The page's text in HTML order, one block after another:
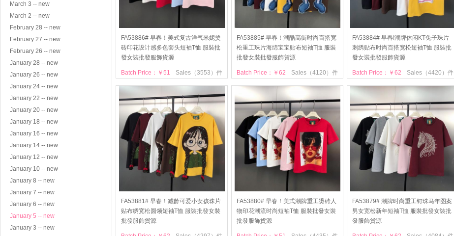
March 3 -- new
March 2 -- new
February 28 -- new
February 27 -- new
February 26 -- new
January 28 -- new
January 26 -- new
January 24 -- new
January 22 -- new
January 20 -- new
January 18 -- new
January 16 -- new
January 14 -- new
January 12 -- new
January 10 -- new
January 8 -- new
January 7 -- new
January 6 -- new
January 5 -- new
January 3 -- new
FA53886# 早春！美式复古洋气米妮烫
砖印花设计感多色套头短袖T恤 服裝批
發女裝批發服飾貨源
Sales（3553）件
Batch Price：￥51
FA53885# 早春！潮酷高街时尚百搭宽
松重工珠片海绵宝宝贴布短袖T恤 服裝
批發女裝批發服飾貨源
Sales（4120）件
Batch Price：￥62
FA53884# 早春!潮牌休闲KT兔子珠片
刺绣贴布时尚百搭宽松短袖T恤 服裝批
發女裝批發服飾貨源
Sales（4420）件
Batch Price：￥62
FA53881# 早春！减龄可爱小女孩珠片
贴布绣宽松圆领短袖T恤 服裝批發女裝
批發服飾貨源
FA53880# 早春！美式潮牌重工烫砖人
物印花潮流时尚短袖T恤 服裝批發女裝
批發服飾貨源
FA53879# 潮牌时尚重工钉珠马年图案
男女宽松新年短袖T恤 服裝批發女裝批
發服飾貨源